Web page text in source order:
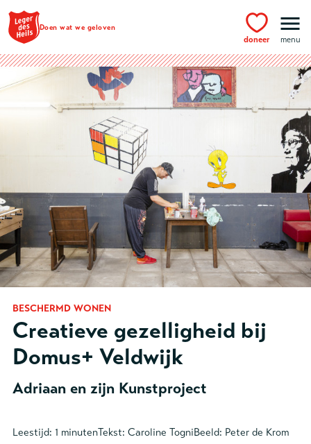
Ga naar hoofdinhoud
Doen wat we geloven
doneer menu
BESCHERMD WONEN
Creatieve gezelligheid bij
Domus+ Veldwijk
Adriaan en zijn Kunstproject
Leestijd: 1 minutenTekst: Caroline TogniBeeld: Peter de Krom